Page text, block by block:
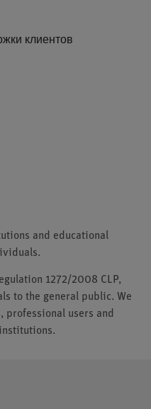
клиентов
and educational
1272/2008 CLP,
to the general public. We
professional users and